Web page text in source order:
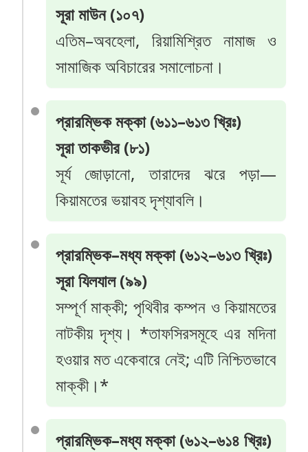
সূরা মাউন (১০৭)
এতিম–অবহেলা, রিয়ামিশ্রিত নামাজ ও
সামাজিক অবিচারের সমালোচনা।
প্রারম্ভিক মক্কা (৬১১–৬১৩ খ্রিঃ)
সূরা তাকভীর (৮১)
সূর্য জোড়ানো, তারাদের ঝরে পড়া—
কিয়ামতের ভয়াবহ দৃশ্যাবলি।
প্রারম্ভিক–মধ্য মক্কা (৬১২–৬১৩ খ্রিঃ)
সূরা যিলযাল (৯৯)
সম্পূর্ণ মাক্কী; পৃথিবীর কম্পন ও কিয়ামতের
নাটকীয় দৃশ্য। *তাফসিরসমূহে এর মদিনা
হওয়ার মত একেবারে নেই; এটি নিশ্চিতভাবে
মাক্কী।*
প্রারম্ভিক–মধ্য মক্কা (৬১২–৬১৪ খ্রিঃ)